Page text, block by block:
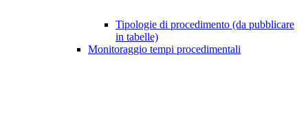
Tipologie di procedimento (da pubblicare
in tabelle)
Monitoraggio tempi procedimentali